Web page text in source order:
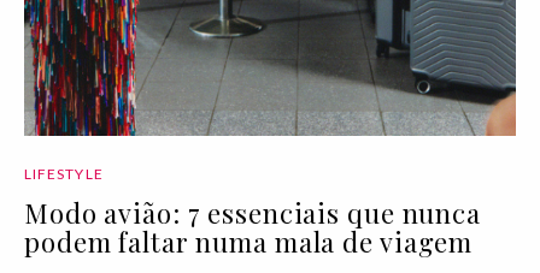
LIFESTYLE
Modo avião: 7 essenciais que nunca
podem faltar numa mala de viagem